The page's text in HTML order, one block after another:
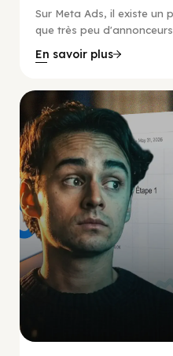
Sur Meta Ads, il existe un
que très peu
En savoir plus